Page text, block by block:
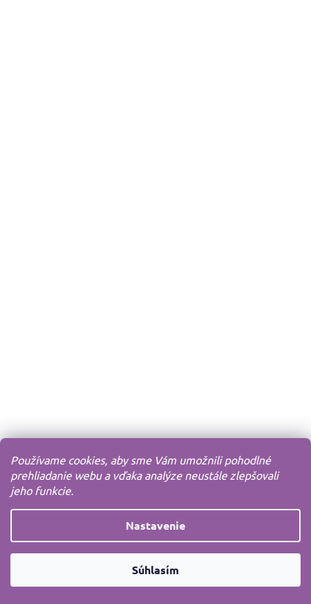
Používame cookies, aby sme Vám umožnili pohodlné
prehliadanie webu a vďaka analýze neustále zlepšovali
jeho funkcie.
Nastavenie
Súhlasím